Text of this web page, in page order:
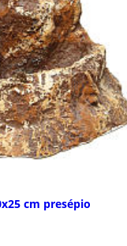
cm presépio